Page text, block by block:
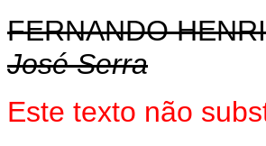
FERNANDO
José Serra
Este texto não